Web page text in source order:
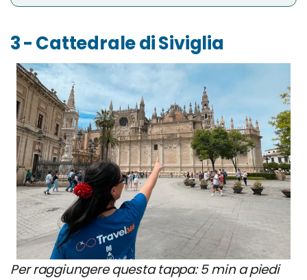
3 - Cattedrale di Siviglia
Per raggiungere questa tappa: 5 min a piedi